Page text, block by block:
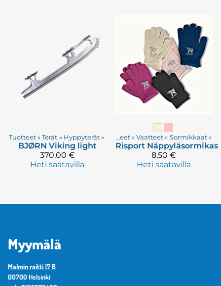
Tuotteet‪» Terät ‪» Hyppyterät ‪»
BJØRN Viking light
370,00 €
Heti saatavilla
Tuotteet ‪» Vaatteet ‪» Sormikkaat ‪»
Risport Näppyläsormikas
8,50 €
Heti saatavilla
Myymälä
Malmin raitti 17 B
00700 Helsinki